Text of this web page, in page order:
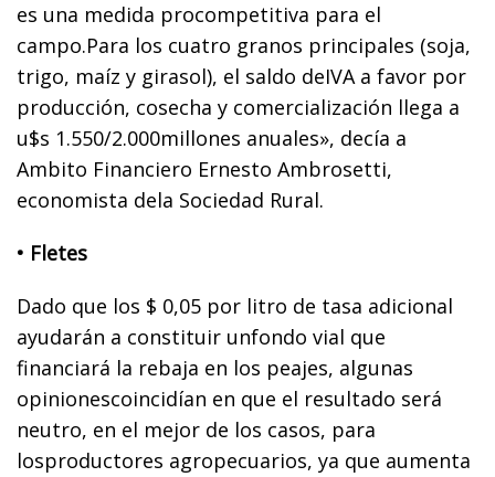
es una medida procompetitiva para el
campo.Para los cuatro granos principales (soja,
trigo, maíz y girasol), el saldo deIVA a favor por
producción, cosecha y comercialización llega a
u$s 1.550/2.000millones anuales», decía a
Ambito Financiero Ernesto Ambrosetti,
economista dela Sociedad Rural.
• Fletes
Dado que los $ 0,05 por litro de tasa adicional
ayudarán a constituir unfondo vial que
financiará la rebaja en los peajes, algunas
opinionescoincidían en que el resultado será
neutro, en el mejor de los casos, para
losproductores agropecuarios, ya que aumenta